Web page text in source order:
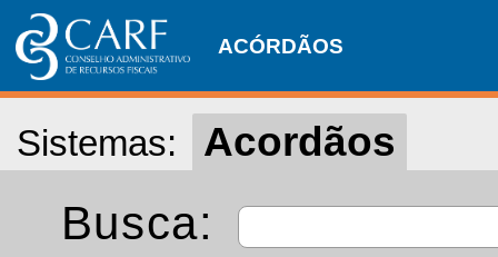
ACÓRDÃOS
Sistemas: Acordãos
Busca: